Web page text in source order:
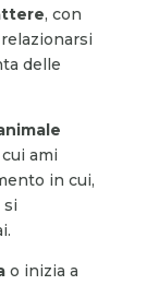
, con
delle
ami
in cui,
si
o inizia a